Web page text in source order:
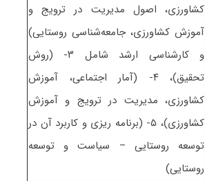
کشاورزی، اصول مدیریت در ترویج و
آموزش کشاورزی، جامعه‌شناسی روستایی)
و کارشناسی ارشد شامل ۳- (روش
تحقیق)، ۴- (آمار اجتماعی، آموزش
کشاورزی، مدیریت در ترویج و آموزش
کشاورزی)، ۵- (برنامه ریزی و کاربرد آن در
توسعه روستایی – سیاست و توسعه
روستایی)